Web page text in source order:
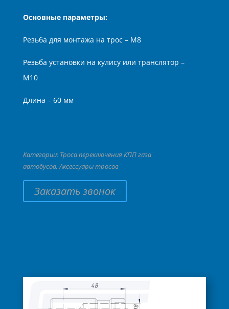
Основныепараметры:
Резьба для монтажа на трос – М8
Резьба установки на кулису или транслятор –
М10
Длина – 60 мм
Категории: Троса переключения КПП газа
автобусов,Аксессуары тросов
Заказать звонок